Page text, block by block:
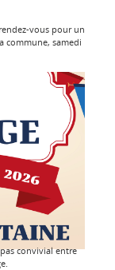
vous pour un
commune, samedi
convivial entre